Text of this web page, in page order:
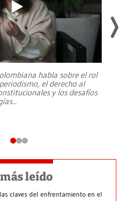
habla sobre el rol
el derecho al
y los desafíos
...
leído
claves del enfrentamiento en el